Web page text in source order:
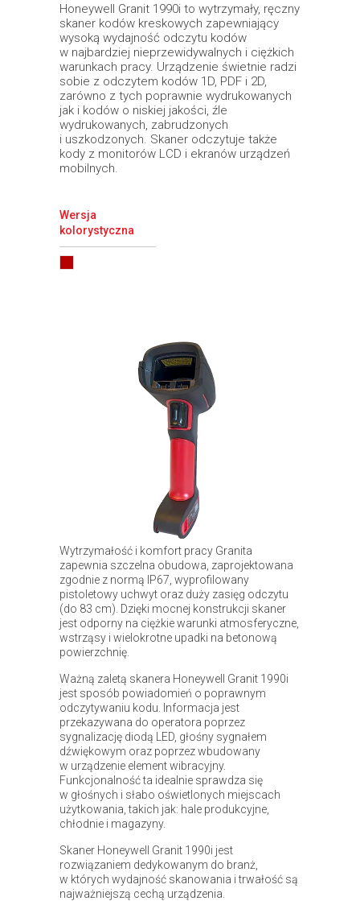
Honeywell Granit 1990i to wytrzymały, ręczny
skaner kodów kreskowych zapewniający
wysoką wydajność odczytu kodów
w najbardziej nieprzewidywalnych i ciężkich
warunkach pracy. Urządzenie świetnie radzi
sobie z odczytem kodów 1D, PDF i 2D,
zarówno z tych poprawnie wydrukowanych
jak i kodów o niskiej jakości, źle
wydrukowanych, zabrudzonych
i uszkodzonych. Skaner odczytuje także
kody z monitorów LCD i ekranów urządzeń
mobilnych.
Wersja
kolorystyczna
Wytrzymałość i komfort pracy Granita
zapewnia szczelna obudowa, zaprojektowana
zgodnie z normą IP67, wyprofilowany
pistoletowy uchwyt oraz duży zasięg odczytu
(do 83 cm). Dzięki mocnej konstrukcji skaner
jest odporny na ciężkie warunki atmosferyczne,
wstrząsy i wielokrotne upadki na betonową
powierzchnię.
Ważną zaletą skanera Honeywell Granit 1990i
jest sposób powiadomień o poprawnym
odczytywaniu kodu. Informacja jest
przekazywana do operatora poprzez
sygnalizację diodą LED, głośny sygnałem
dźwiękowym oraz poprzez wbudowany
w urządzenie element wibracyjny.
Funkcjonalność ta idealnie sprawdza się
w głośnych i słabo oświetlonych miejscach
użytkowania, takich jak: hale produkcyjne,
chłodnie i magazyny.
Skaner Honeywell Granit 1990i jest
rozwiązaniem dedykowanym do branż,
w których wydajność skanowania i trwałość są
najważniejszą cechą urządzenia.